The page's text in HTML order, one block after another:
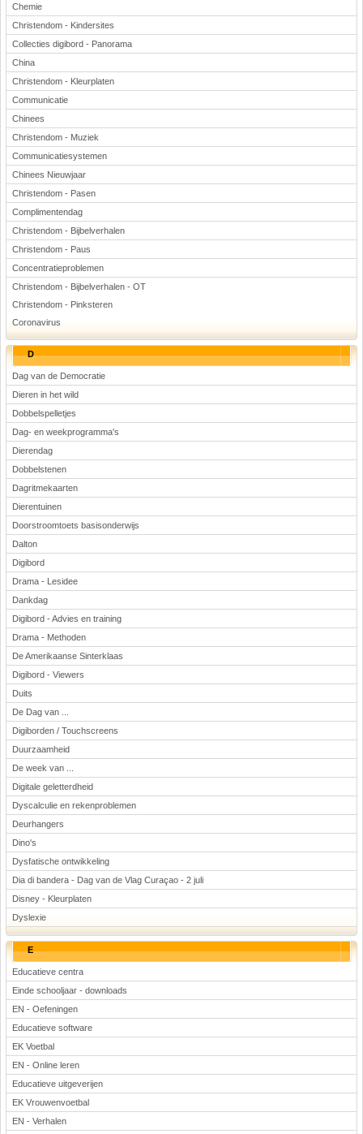
Chemie
Christendom - Kindersites
Collecties digibord - Panorama
China
Christendom - Kleurplaten
Communicatie
Chinees
Christendom - Muziek
Communicatiesystemen
Chinees Nieuwjaar
Christendom - Pasen
Complimentendag
Christendom - Bijbelverhalen
Christendom - Paus
Concentratieproblemen
Christendom - Bijbelverhalen - OT
Christendom - Pinksteren
Coronavirus
D
Dag van de Democratie
Dieren in het wild
Dobbelspelletjes
Dag- en weekprogramma's
Dierendag
Dobbelstenen
Dagritmekaarten
Dierentuinen
Doorstroomtoets basisonderwijs
Dalton
Digibord
Drama - Lesidee
Dankdag
Digibord - Advies en training
Drama - Methoden
De Amerikaanse Sinterklaas
Digibord - Viewers
Duits
De Dag van ...
Digiborden / Touchscreens
Duurzaamheid
De week van ...
Digitale geletterdheid
Dyscalculie en rekenproblemen
Deurhangers
Dino's
Dysfatische ontwikkeling
Dia di bandera - Dag van de Vlag Curaçao - 2 juli
Disney - Kleurplaten
Dyslexie
E
Educatieve centra
Einde schooljaar - downloads
EN - Oefeningen
Educatieve software
EK Voetbal
EN - Online leren
Educatieve uitgeverijen
EK Vrouwenvoetbal
EN - Verhalen